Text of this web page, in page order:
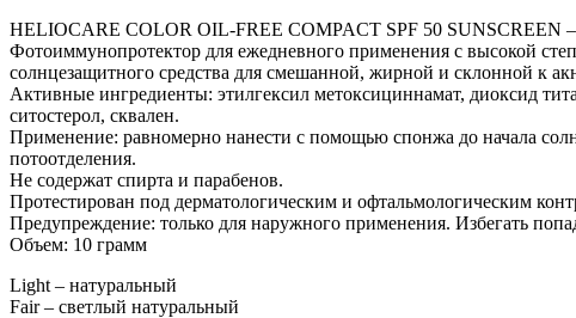
HELIOCARE COLOR OIL-FREE COMPACT SPF 50
Фотоиммунопротектор для ежедневного применения с высокой
солнцезащитного средства для смешанной, жирной и склонной к
Активные ингредиенты: этилгексил метоксициннамат, диоксид
ситостерол, сквален.
Применение: равномерно нанести с помощью спонжа до начала
потоотделения.
Не содержат спирта и парабенов.
Протестирован под дерматологическим и офтальмологическим
Предупреждение: только для наружного применения. Избегать
Объем: 10 грамм
Light – натуральный
Fair – светлый натуральный